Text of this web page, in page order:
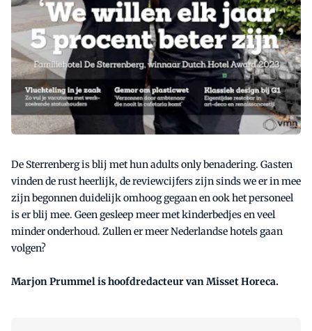
De Sterrenberg is blij met hun adults only benadering. Gasten
vinden de rust heerlijk, de reviewcijfers zijn sinds we er in mee
zijn begonnen duidelijk omhoog gegaan en ook het personeel
is er blij mee. Geen gesleep meer met kinderbedjes en veel
minder onderhoud. Zullen er meer Nederlandse hotels gaan
volgen?
Marjon Prummel is hoofdredacteur van Misset Horeca.